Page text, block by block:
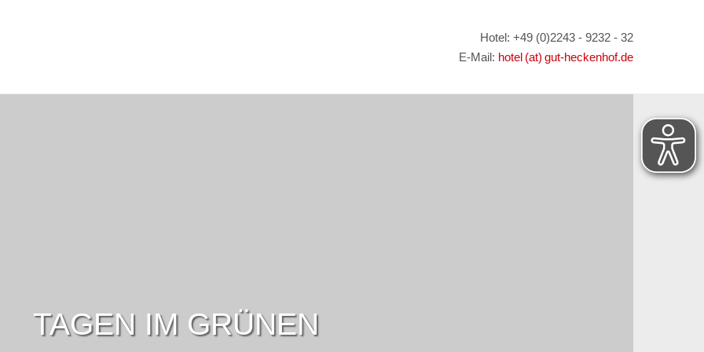
Hotel: +49 (0)2243 - 9232 - 32
E-Mail: hotel (at) gut-heckenhof.de
TAGEN IM GRÜNEN